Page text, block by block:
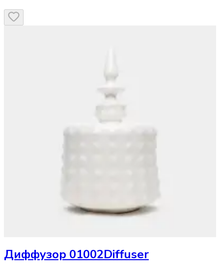
Диффузор 01002Diffuser